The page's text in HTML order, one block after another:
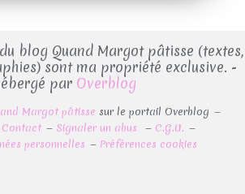
blog Quand Margot pâtisse (textes,
sont ma propriété exclusive. -
par Overblog
Margot pâtisse sur le portail Overblog
Contact Signaler un abus
C.G.U.
personnelles
Préférences cookies